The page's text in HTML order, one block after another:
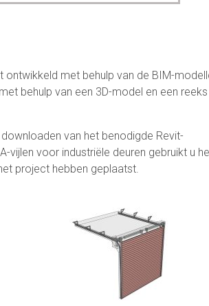
met behulp van de BIM-
behulp van een 3D-model en een reeks
van het benodigde Revit-
vijlen voor industriële deuren gebruikt u
project hebben geplaatst.